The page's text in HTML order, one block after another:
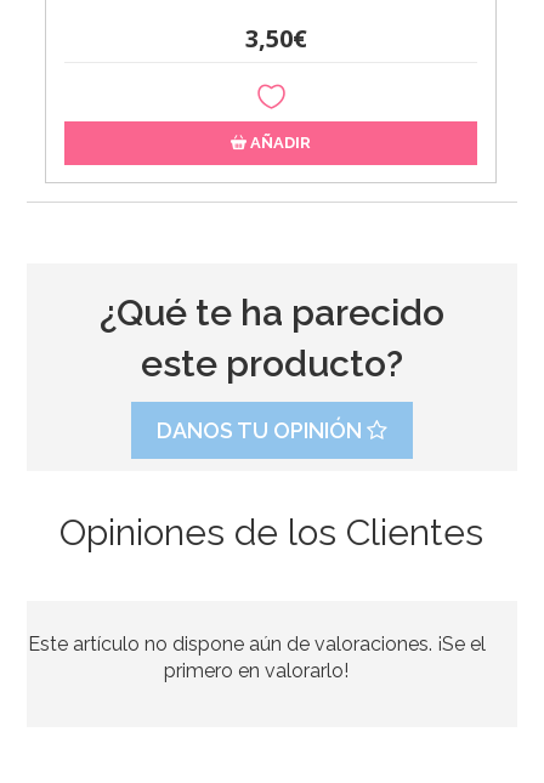
3,50€
AÑADIR
¿Qué te ha parecido
este producto?
DANOS TU OPINIÓN
Opiniones de los Clientes
Este artículo no dispone aún de valoraciones. ¡Se el
primero en valorarlo!